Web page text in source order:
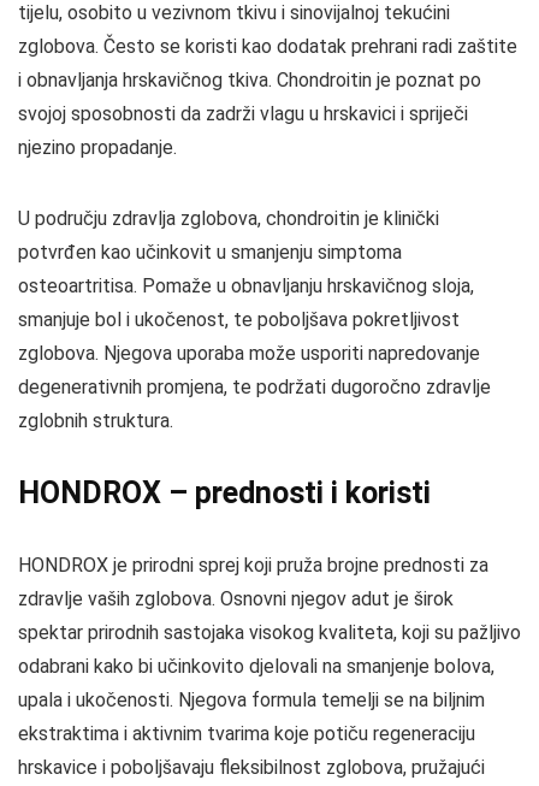
tijelu, osobito u vezivnom tkivu i sinovijalnoj tekućini
zglobova. Često se koristi kao dodatak prehrani radi zaštite
i obnavljanja hrskavičnog tkiva. Chondroitin je poznat po
svojoj sposobnosti da zadrži vlagu u hrskavici i spriječi
njezino propadanje.
U području zdravlja zglobova, chondroitin je klinički
potvrđen kao učinkovit u smanjenju simptoma
osteoartritisa. Pomaže u obnavljanju hrskavičnog sloja,
smanjuje bol i ukočenost, te poboljšava pokretljivost
zglobova. Njegova uporaba može usporiti napredovanje
degenerativnih promjena, te podržati dugoročno zdravlje
zglobnih struktura.
HONDROX – prednosti i koristi
HONDROX je prirodni sprej koji pruža brojne prednosti za
zdravlje vaših zglobova. Osnovni njegov adut je širok
spektar prirodnih sastojaka visokog kvaliteta, koji su pažljivo
odabrani kako bi učinkovito djelovali na smanjenje bolova,
upala i ukočenosti. Njegova formula temelji se na biljnim
ekstraktima i aktivnim tvarima koje potiču regeneraciju
hrskavice i poboljšavaju fleksibilnost zglobova, pružajući